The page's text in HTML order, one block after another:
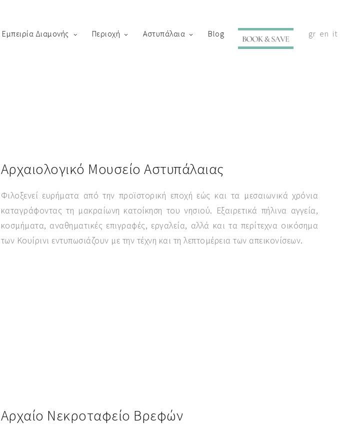
it
en
gr
Εμπειρία Διαμονής Περιοχή Αστυπάλαια Blog
Αρχαιολογικό Μουσείο Αστυπάλαιας
Φιλοξενεί ευρήματα από την προϊστορική εποχή εώς και τα μεσαιωνικά χρόνια
καταγράφοντας τη μακραίωνη κατοίκηση του νησιού. Εξαιρετικά πήλινα αγγεία,
κοσμήματα, αναθηματικές επιγραφές, εργαλεία, αλλά και τα περίτεχνα οικόσημα
των Κουίρινι εντυπωσιάζουν με την τέχνη και τη λεπτομέρεια των απεικονίσεων.
Αρχαίο Νεκροταφείο Βρεφών